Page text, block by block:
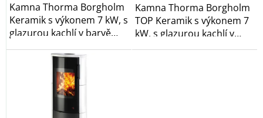
Kamna Thorma Borgholm
Keramik s výkonem 7 kW, s
glazurou kachlí v barvě
Kamna Thorma Borgholm
TOP Keramik s výkonem 7
kW, s glazurou kachlí v
barvě slonová...